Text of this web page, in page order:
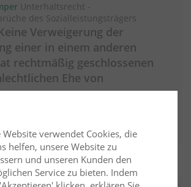
Unterhaltsrecht -
des Sozialleistungsträgers
Verweigerung der
einer in einem anderen
rechtmäßig geschlossenen
Ehe von
Website verwendet Cookies, die
helfen, unsere Website zu
und unseren Kunden den
Service zu bieten. Indem